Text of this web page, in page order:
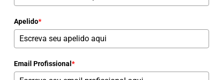
Apelido*
Email Profissional *